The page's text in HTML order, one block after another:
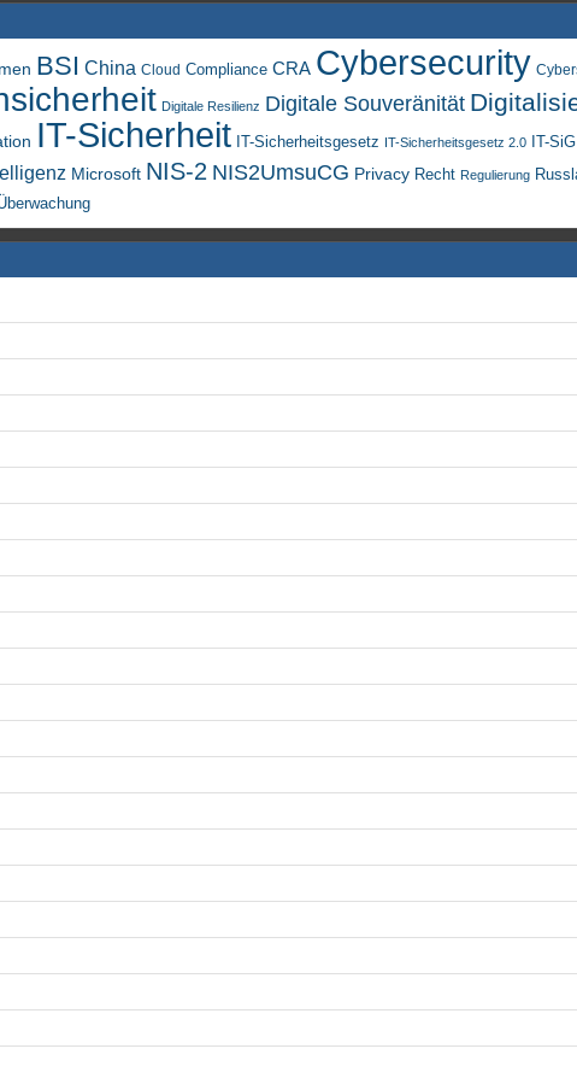
BSI China Cloud Compliance CRA Cybersecurity
Digitale Resilienz Digitale Souveränität
IT-Sicherheit IT-Sicherheitsgesetz IT-Sicherheitsgesetz 2.0 IT-SiG
Microsoft NIS-2 NIS2UmsuCG Privacy Recht Regulierung